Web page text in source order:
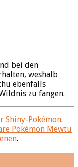
bei den
weshalb
ebenfalls
zu fangen.
Shiny-Pokémon.
Pokémon Mewtu
.